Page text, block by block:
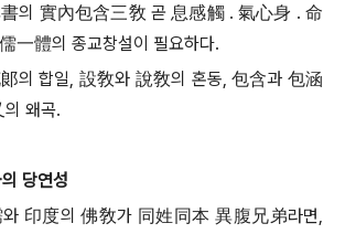
의 實內包含三敎 곧 息感觸 . 氣心身 . 命
一體의 종교창설이 필요하다.
의 합일, 設敎와 說敎의 혼동, 包含과 包涵
왜곡.
당연성
印度의 佛敎가 同姓同本 異腹兄弟라면,